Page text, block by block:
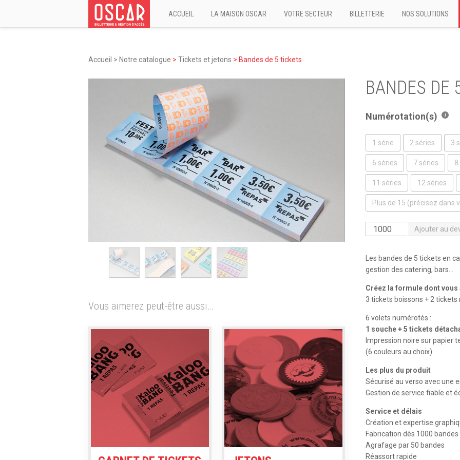
ACCUEIL LA MAISON OSCAR VOTRE SECTEUR BILLETTERIE NOS SOLUTIONS
Accueil > Notre catalogue > Tickets et jetons > Bandes de 5 tickets
Vous aimerez peut-être aussi…
BANDES DE
Numérotation(s)
1 série 2 séries 3
6 séries 7 séries 8
11 séries 12 séries
Plus de 15 (précisez dans
quantité
Bandes
de
tickets
Ajouter au
Les bandes de 5 tickets en
gestion des catering, bars…
Créez la formule dont vous
3 tickets boissons + 2 tickets
6 volets numérotés :
1 souche + 5 tickets
Impression noire sur papier
(6 couleurs au choix)
Les plus du produit
Sécurisé au verso avec une
Gestion de service fiable et
Service et délais
Création et expertise
Fabrication dès 1000
Agrafage par 50 bandes
Réassort rapide